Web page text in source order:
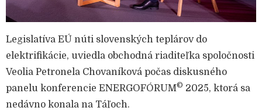
Legislatíva EÚ núti slovenských teplárov do
elektrifikácie, uviedla obchodná riaditeľka spoločnosti
Veolia Petronela Chovaníková počas diskusného
panelu konferencie ENERGOFÓRUM© 2025, ktorá sa
nedávno konala na Táľoch.